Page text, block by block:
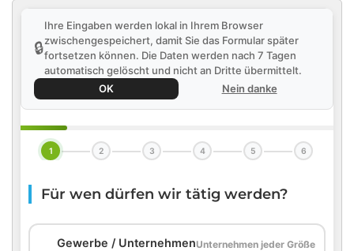
🔒
Ihre Eingaben werden lokal in Ihrem Browser
zwischengespeichert, damit Sie das Formular später
fortsetzen können. Die Daten werden nach 7 Tagen
automatisch gelöscht und nicht an Dritte übermittelt.
OK
Nein danke
1 2 3 4 5 6
Für wen dürfen wir tätig werden?
Gewerbe / UnternehmenUnternehmen jeder Größe